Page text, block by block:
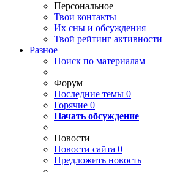
Персональное
Твои контакты
Их сны и обсуждения
Твой рейтинг активности
Разное
Поиск по материалам
Форум
Последние темы 0
Горячие 0
Начать обсуждение
Новости
Новости сайта 0
Предложить новость